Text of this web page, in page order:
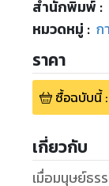
สำนักพิมพ์ :
หมวดหมู่ : ก
ราคา
ซื้อฉบับนี้:
เกี่ยวกับ
เมื่อมนุษย์ธร